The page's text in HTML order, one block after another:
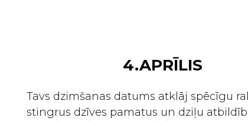
4.APRĪLIS
Tavs dzimšanas datums atklāj spēcīgu
stingrus dzīves pamatus un dziļu